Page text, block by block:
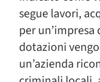
segue lavori,
per
dotazioni
un’azienda